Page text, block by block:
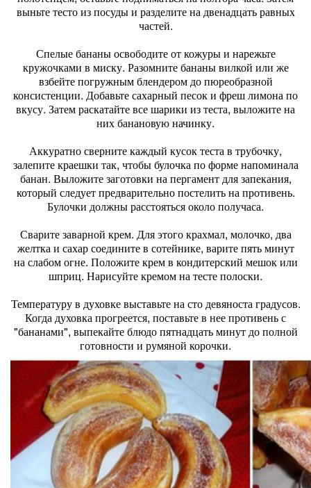
выньте тесто из посуды и разделите на двенадцать равных
частей.
Спелые бананы освободите от кожуры и нарежьте
кружочками в миску. Разомните бананы вилкой или же
взбейте погружным блендером до пюреобразной
консистенции. Добавьте сахарный песок и фреш лимона по
вкусу. Затем раскатайте все шарики из теста, выложите на
них банановую начинку.
Аккуратно сверните каждый кусок теста в трубочку,
залепите краешки так, чтобы булочка по форме напоминала
банан. Выложите заготовки на пергамент для запекания,
который следует предварительно постелить на противень.
Булочки должны расстояться около получаса.
Сварите заварной крем. Для этого крахмал, молочко, два
желтка и сахар соедините в сотейнике, варите пять минут
на слабом огне. Положите крем в кондитерский мешок или
шприц. Нарисуйте кремом на тесте полоски.
Температуру в духовке выставьте на сто девяноста градусов.
Когда духовка прогреется, поставьте в нее противень с
"бананами", выпекайте блюдо пятнадцать минут до полной
готовности и румяной корочки.